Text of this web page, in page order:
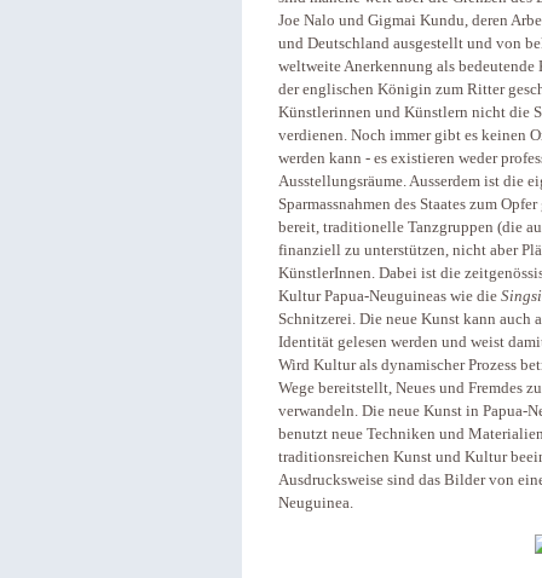
Joe Nalo und Gigmai Kundu, deren
und Deutschland ausgestellt und von
weltweite Anerkennung als
der englischen Königin zum Ritter
Künstlerinnen und Künstlern nicht die
verdienen. Noch immer gibt es keinen
werden kann - es existieren weder
Ausstellungsräume. Ausserdem ist die
Sparmassnahmen des Staates zum
bereit, traditionelle Tanzgruppen (die
finanziell zu unterstützen, nicht aber
KünstlerInnen. Dabei ist die
Kultur Papua-Neuguineas wie die
Schnitzerei. Die neue Kunst kann auch
Identität gelesen werden und weist
Wird Kultur als dynamischer Prozess
Wege bereitstellt, Neues und Fremdes
verwandeln. Die neue Kunst in Papua-
benutzt neue Techniken und
traditionsreichen Kunst und Kultur
Ausdrucksweise sind das Bilder von
Neuguinea.